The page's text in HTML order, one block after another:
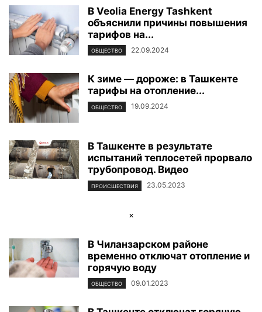
В Veolia Energy Tashkent
объяснили причины повышения
тарифов на...
ОБЩЕСТВО 22.09.2024
К зиме — дороже: в Ташкенте
тарифы на отопление...
ОБЩЕСТВО 19.09.2024
В Ташкенте в результате
испытаний теплосетей прорвало
трубопровод. Видео
ПРОИСШЕСТВИЯ 23.05.2023
×
В Чиланзарском районе
временно отключат отопление и
горячую воду
ОБЩЕСТВО 09.01.2023